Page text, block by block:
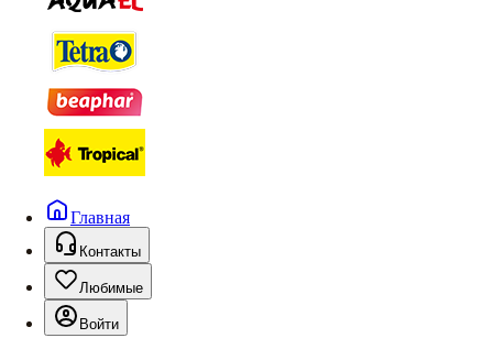
Главная
Контакты
Любимые
Войти